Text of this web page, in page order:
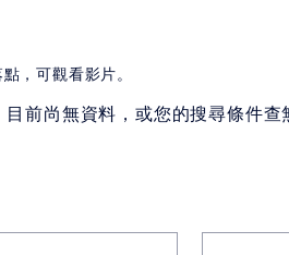
，可觀看影片。
目前尚無資料，或您的搜尋條件查